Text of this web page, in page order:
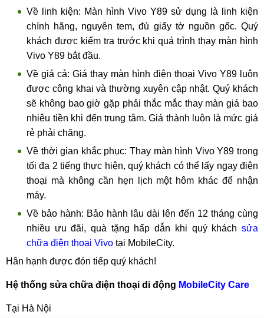
Về linh kiện: Màn hình Vivo Y89 sử dụng là linh kiện
chính hãng, nguyên tem, đủ giấy tờ nguồn gốc. Quý
khách được kiểm tra trước khi quá trình thay màn hình
Vivo Y89 bắt đầu.
Về giá cả: Giá thay màn hình điện thoại Vivo Y89 luôn
được công khai và thường xuyên cập nhật. Quý khách
sẽ không bao giờ gặp phải thắc mắc thay màn giá bao
nhiêu tiền khi đến trung tâm. Giá thành luôn là mức giá
rẻ phải chăng.
Về thời gian khắc phục: Thay màn hình Vivo Y89 trong
tối đa 2 tiếng thực hiện, quý khách có thể lấy ngay điện
thoại mà không cần hẹn lịch một hôm khác để nhận
máy.
Về bảo hành: Bảo hành lâu dài lên đến 12 tháng cùng
nhiều ưu đãi, quà tặng hấp dẫn khi quý khách sửa
chữa điện thoại Vivo tại MobileCity.
Hân hạnh được đón tiếp quý khách!
Hệ thống sửa chữa điện thoại di động MobileCity Care
Tại Hà Nội